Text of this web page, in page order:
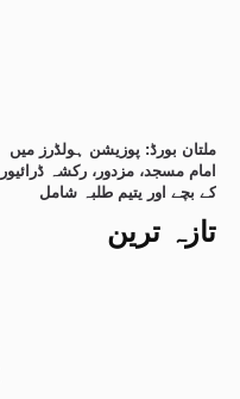
تازہ ترین
ملتان بورڈ: پوزیشن ہولڈرز میں
امام مسجد، مزدور، رکشہ ڈرائیور
کے بچے اور یتیم طلبہ شامل